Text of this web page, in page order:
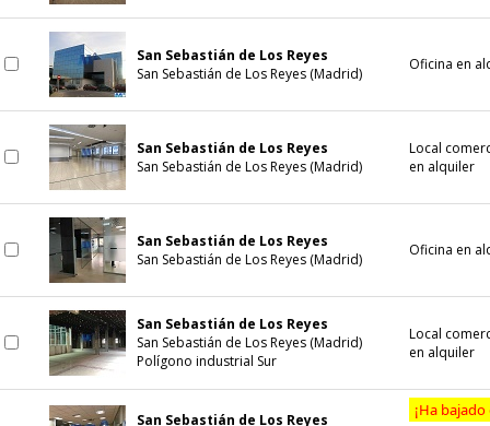
San Sebastián de Los Reyes
San Sebastián de Los Reyes (Madrid)
Oficina en
San Sebastián de Los Reyes
San Sebastián de Los Reyes (Madrid)
Local
en alquiler
San Sebastián de Los Reyes
San Sebastián de Los Reyes (Madrid)
Oficina en
San Sebastián de Los Reyes
San Sebastián de Los Reyes (Madrid)
Polígono industrial Sur
Local
en alquiler
San Sebastián de Los Reyes
¡Ha bajado